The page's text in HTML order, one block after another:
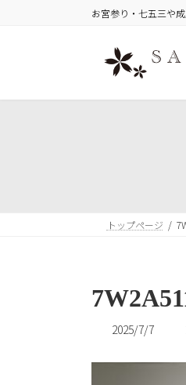
へ
ョ
お宮参り・七五三や
トップページ
2025/7/7